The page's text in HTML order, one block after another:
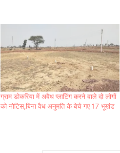
ग्राम डोकरिया में अवैध प्लाटिंग करने वाले दो लोगों
को नोटिस,बिना वैध अनुमति के बेचे गए 17 भूखंड